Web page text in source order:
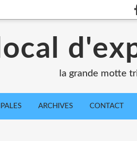
la grande motte
ARCHIVES CONTACT